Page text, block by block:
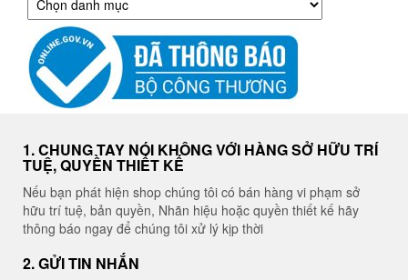
mục
1. CHUNG TAY NÓI KHÔNG VỚI HÀNG SỞ HỮU TRÍ
TUỆ, QUYỀN THIẾT KẾ
Nếu bạn phát hiện shop chúng tôi có bán hàng vi phạm sở
hữu trí tuệ, bản quyền, Nhãn hiệu hoặc quyền thiết kế hãy
thông báo ngay để chúng tôi xử lý kịp thời
2. GỬI TIN NHẮN